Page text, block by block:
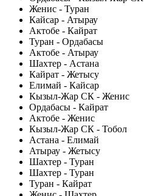
Женис - Туран
Кайсар - Атырау
Актобе - Кайрат
Туран - Ордабасы
Актобе - Атырау
Шахтер - Астана
Кайрат - Жетысу
Елимай - Кайсар
Кызыл-Жар СК - Женис
Ордабасы - Кайрат
Актобе - Женис
Кызыл-Жар СК - Тобол
Астана - Елимай
Атырау - Жетысу
Шахтер - Туран
Шахтер - Туран
Туран - Кайрат